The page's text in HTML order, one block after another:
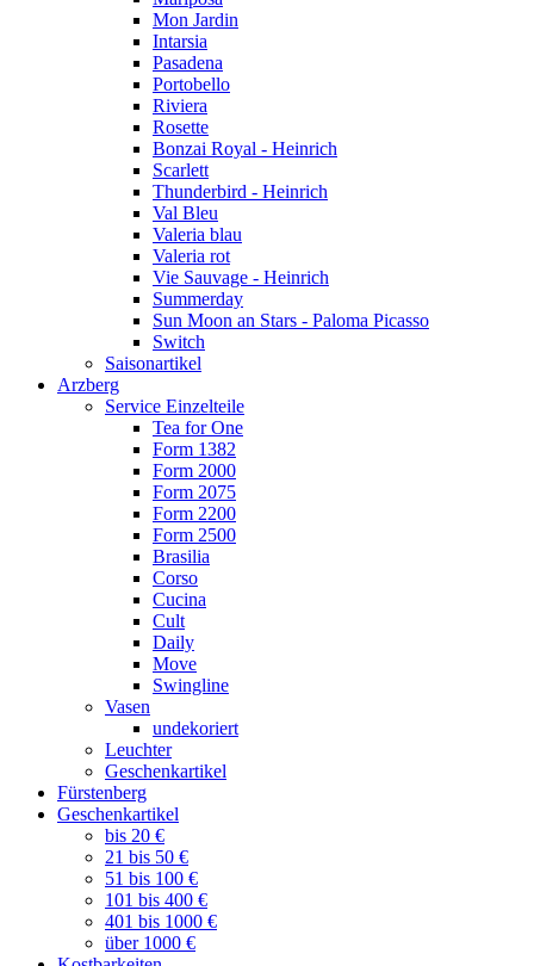
Mon Jardin
Intarsia
Pasadena
Portobello
Riviera
Rosette
Bonzai Royal - Heinrich
Scarlett
Thunderbird - Heinrich
Val Bleu
Valeria blau
Valeria rot
Vie Sauvage - Heinrich
Summerday
Sun Moon an Stars - Paloma Picasso
Switch
Saisonartikel
Arzberg
Service Einzelteile
Tea for One
Form 1382
Form 2000
Form 2075
Form 2200
Form 2500
Brasilia
Corso
Cucina
Cult
Daily
Move
Swingline
Vasen
undekoriert
Leuchter
Geschenkartikel
Fürstenberg
Geschenkartikel
bis 20 €
21 bis 50 €
51 bis 100 €
101 bis 400 €
401 bis 1000 €
über 1000 €